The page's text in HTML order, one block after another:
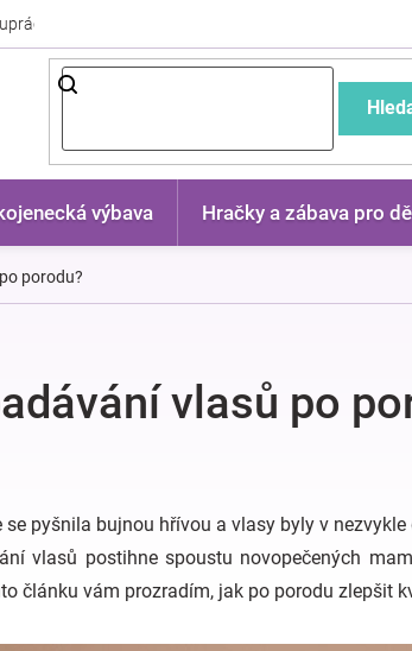
výbava Hračky a zábava pro
porodu?
vlasů po
pyšnila bujnou hřívou a vlasy byly v
vlasů postihne spoustu novopečených
článku vám prozradím, jak po porodu zlepšit